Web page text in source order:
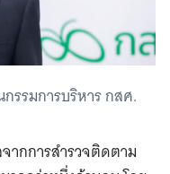
รรมการบริหาร กสศ.
ากการสำรวจติดตาม